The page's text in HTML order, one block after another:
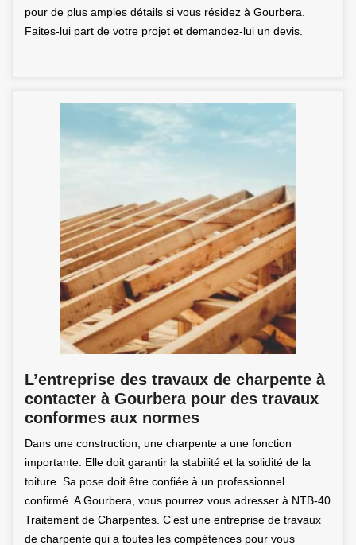
pour de plus amples détails si vous résidez à Gourbera.
Faites-lui part de votre projet et demandez-lui un devis.
L’entreprise des travaux de charpente à
contacter à Gourbera pour des travaux
conformes aux normes
Dans une construction, une charpente a une fonction
importante. Elle doit garantir la stabilité et la solidité de la
toiture. Sa pose doit être confiée à un professionnel
confirmé. A Gourbera, vous pourrez vous adresser à NTB-40
Traitement de Charpentes. C’est une entreprise de travaux
de charpente qui a toutes les compétences pour vous